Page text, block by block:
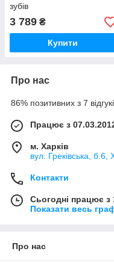
зубів
3 789 ₴
Купити
Про нас
86% позитивних з 7
Працює з
м. Харків
вул. Греківська, б.6,
Контакти
Сьогодні працює з
Показати весь
Про нас